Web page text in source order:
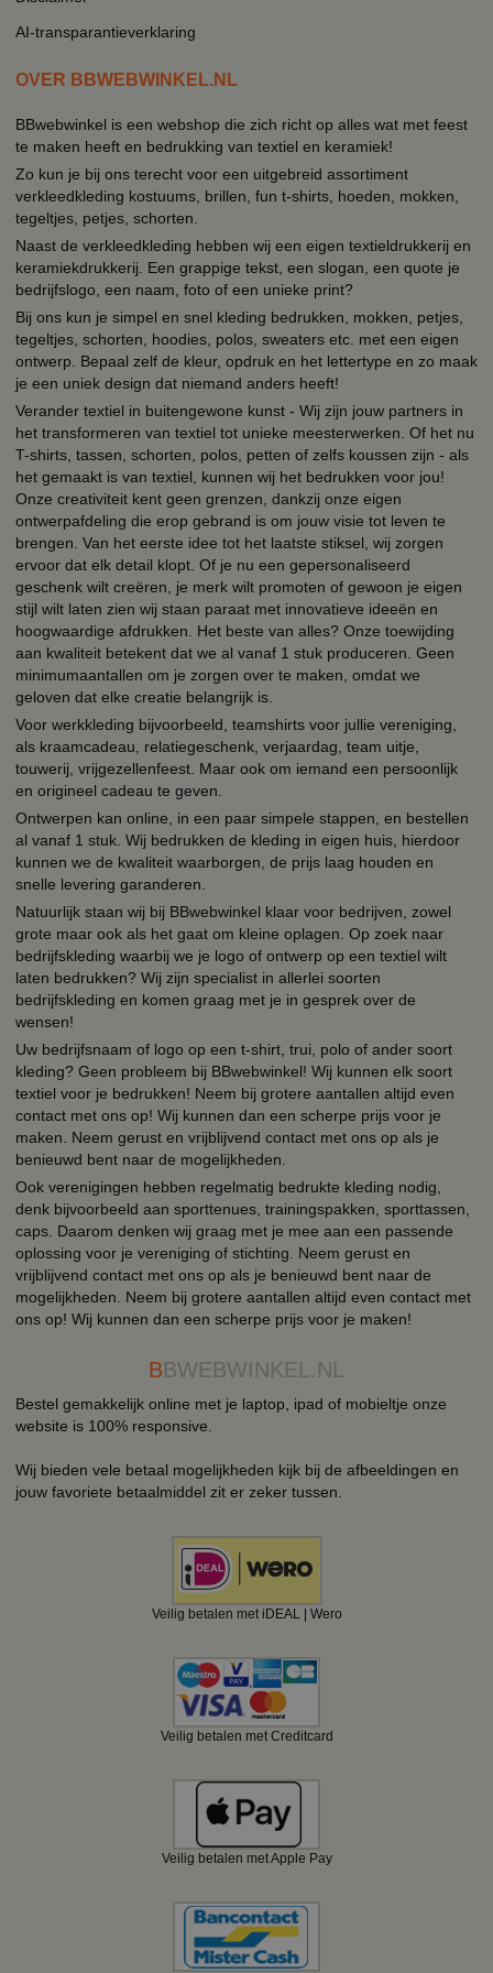
AI-transparantieverklaring
OVER BBWEBWINKEL.NL
BBwebwinkel is een webshop die zich richt op alles wat met feest
te maken heeft en bedrukking van textiel en keramiek!
Zo kun je bij ons terecht voor een uitgebreid assortiment
verkleedkleding kostuums, brillen, fun t-shirts, hoeden, mokken,
tegeltjes, petjes, schorten.
Naast de verkleedkleding hebben wij een eigen textieldrukkerij en
keramiekdrukkerij. Een grappige tekst, een slogan, een quote je
bedrijfslogo, een naam, foto of een unieke print?
Bij ons kun je simpel en snel kleding bedrukken, mokken, petjes,
tegeltjes, schorten, hoodies, polos, sweaters etc. met een eigen
ontwerp. Bepaal zelf de kleur, opdruk en het lettertype en zo maak
je een uniek design dat niemand anders heeft!
Verander textiel in buitengewone kunst - Wij zijn jouw partners in
het transformeren van textiel tot unieke meesterwerken. Of het nu
T-shirts, tassen, schorten, polos, petten of zelfs koussen zijn - als
het gemaakt is van textiel, kunnen wij het bedrukken voor jou!
Onze creativiteit kent geen grenzen, dankzij onze eigen
ontwerpafdeling die erop gebrand is om jouw visie tot leven te
brengen. Van het eerste idee tot het laatste stiksel, wij zorgen
ervoor dat elk detail klopt. Of je nu een gepersonaliseerd
geschenk wilt creëren, je merk wilt promoten of gewoon je eigen
stijl wilt laten zien wij staan paraat met innovatieve ideeën en
hoogwaardige afdrukken. Het beste van alles? Onze toewijding
aan kwaliteit betekent dat we al vanaf 1 stuk produceren. Geen
minimumaantallen om je zorgen over te maken, omdat we
geloven dat elke creatie belangrijk is.
Voor werkkleding bijvoorbeeld, teamshirts voor jullie vereniging,
als kraamcadeau, relatiegeschenk, verjaardag, team uitje,
touwerij, vrijgezellenfeest. Maar ook om iemand een persoonlijk
en origineel cadeau te geven.
Ontwerpen kan online, in een paar simpele stappen, en bestellen
al vanaf 1 stuk. Wij bedrukken de kleding in eigen huis, hierdoor
kunnen we de kwaliteit waarborgen, de prijs laag houden en
snelle levering garanderen.
Natuurlijk staan wij bij BBwebwinkel klaar voor bedrijven, zowel
grote maar ook als het gaat om kleine oplagen. Op zoek naar
bedrijfskleding waarbij we je logo of ontwerp op een textiel wilt
laten bedrukken? Wij zijn specialist in allerlei soorten
bedrijfskleding en komen graag met je in gesprek over de
wensen!
Uw bedrijfsnaam of logo op een t-shirt, trui, polo of ander soort
kleding? Geen probleem bij BBwebwinkel! Wij kunnen elk soort
textiel voor je bedrukken! Neem bij grotere aantallen altijd even
contact met ons op! Wij kunnen dan een scherpe prijs voor je
maken. Neem gerust en vrijblijvend contact met ons op als je
benieuwd bent naar de mogelijkheden.
Ook verenigingen hebben regelmatig bedrukte kleding nodig,
denk bijvoorbeeld aan sporttenues, trainingspakken, sporttassen,
caps. Daarom denken wij graag met je mee aan een passende
oplossing voor je vereniging of stichting. Neem gerust en
vrijblijvend contact met ons op als je benieuwd bent naar de
mogelijkheden. Neem bij grotere aantallen altijd even contact met
ons op! Wij kunnen dan een scherpe prijs voor je maken!
BBWEBWINKEL.NL
Bestel gemakkelijk online met je laptop, ipad of mobieltje onze
website is 100% responsive.
Wij bieden vele betaal mogelijkheden kijk bij de afbeeldingen en
jouw favoriete betaalmiddel zit er zeker tussen.
Veilig betalen met iDEAL | Wero
Veilig betalen met Creditcard
Veilig betalen met Apple Pay